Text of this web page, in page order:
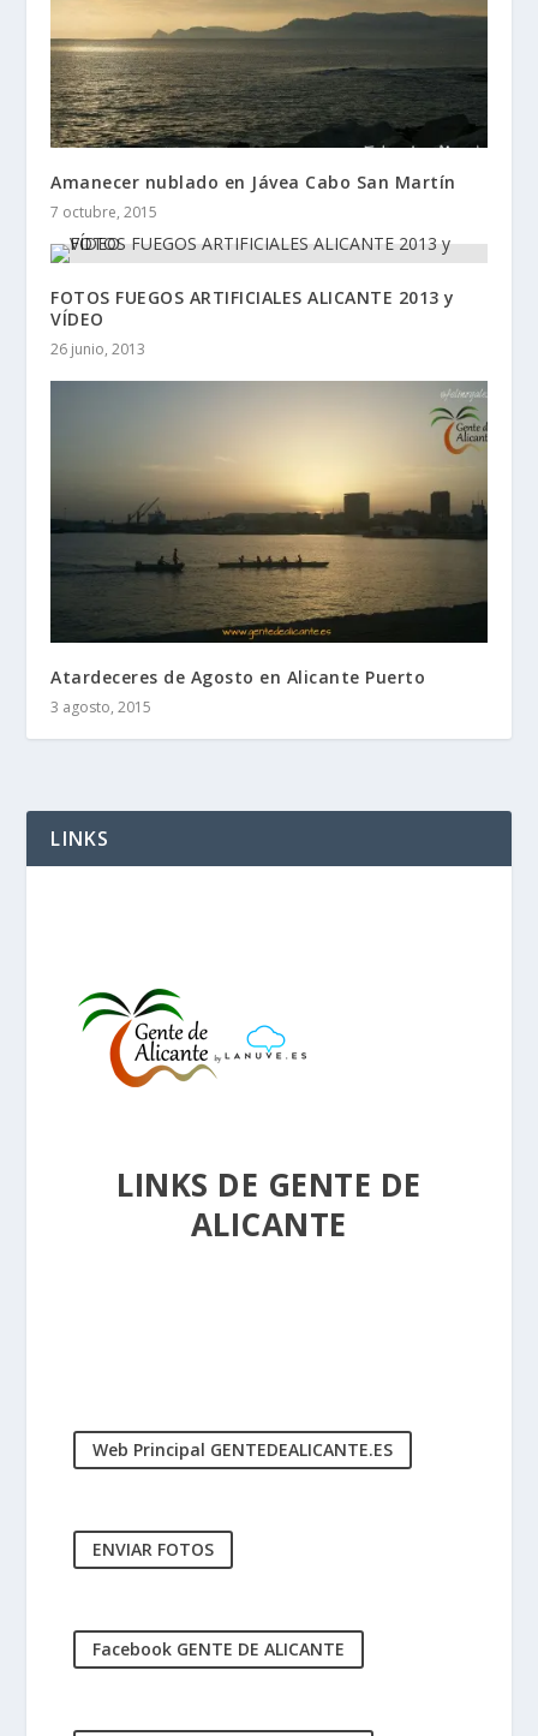
Amanecer nublado en Jávea Cabo San Martín
7 octubre, 2015
FOTOS FUEGOS ARTIFICIALES ALICANTE 2013 y
VÍDEO
26 junio, 2013
Atardeceres de Agosto en Alicante Puerto
3 agosto, 2015
LINKS
LINKS DE GENTE DE
ALICANTE
Web Principal GENTEDEALICANTE.ES
ENVIAR FOTOS
Facebook GENTE DE ALICANTE